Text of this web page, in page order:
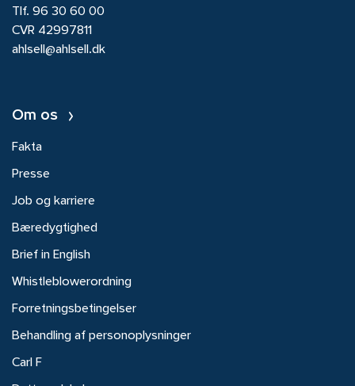
Tlf. 96 30 60 00
CVR 42997811
ahlsell@ahlsell.dk
Om os
Fakta
Presse
Job og karriere
Bæredygtighed
Brief in English
Whistleblowerordning
Forretningsbetingelser
Behandling af personoplysninger
Carl F